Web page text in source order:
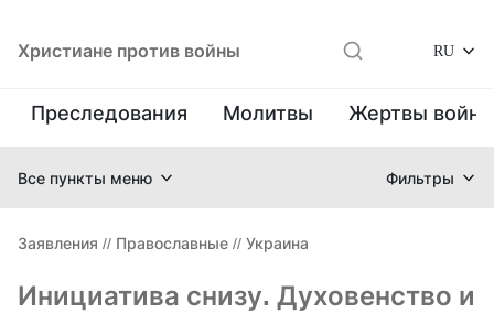
Христиане против войны RU
Преследования Молитвы Жертвы
Все пункты меню Фильтры
Заявления // Православные // Украина
Инициатива снизу. Духовенство и